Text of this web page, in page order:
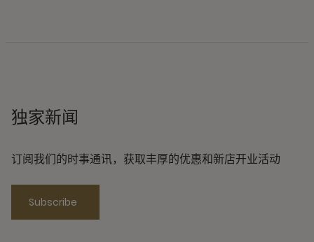
独家新闻
订阅我们的时事通讯，获取丰厚的优惠和新店开业活动
Subscribe